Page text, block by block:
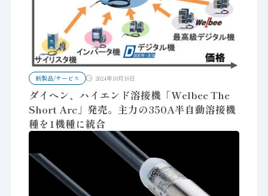
新製品/サービス 2024年10月10日
ダイヘン、ハイエンド溶接機「Welbee The
Short Arc」発売。主力の350A半自動溶接機
種を1機種に統合